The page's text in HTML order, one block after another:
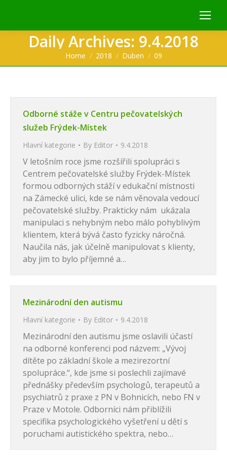
Daily Archives: 9.4.2018
You are here:
Home 2018 Duben 09
Odborné stáže v Centru pečovatelských
služeb Frýdek-Místek
Hlavní kategorie By Editor 9.4.2018
V letošním roce jsme rozšířili spolupráci s
Centrem pečovatelské služby Frýdek-Místek
formou odborných stáží v edukační místnosti
na Zámecké ulici, kde se nám věnovala vedoucí
pečovatelské služby. Prakticky nám ukázala
manipulaci s nehybným nebo málo pohyblivým
klientem, která bývá často fyzicky náročná.
Naučila nás, jak účelně manipulovat s klienty,
aby jim to bylo příjemné a…
Mezinárodní den autismu
Hlavní kategorie By Editor 9.4.2018
Mezinárodní den autismu jsme oslavili účastí
na odborné konferenci pod názvem: „Vývoj
dítěte po základní škole a mezirezortní
spolupráce.“, kde jsme si poslechli zajímavé
přednášky především psychologů, terapeutů a
psychiatrů z praxe z PN v Bohnicích, nebo FN v
Praze v Motole. Odborníci nám přiblížili
specifika psychologického vyšetření u dětí s
poruchami autistického spektra, nebo…